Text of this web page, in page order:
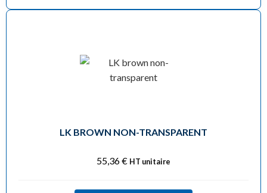
LK BROWN NON-TRANSPARENT
55,36€ HT unitaire